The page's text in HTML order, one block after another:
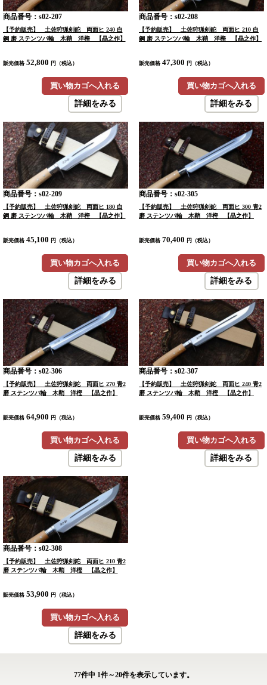
商品番号：s02-207
【予約販売】 土佐狩猟剣鉈 両面ヒ 240 白
鋼 磨 ステンツバ輪 木鞘 洋樫 【晶之作】
販売価格 52,800 円（税込）
買い物カゴへ入れる
詳細をみる
商品番号：s02-208
【予約販売】 土佐狩猟剣鉈 両面ヒ 210 白
鋼 磨 ステンツバ輪 木鞘 洋樫 【晶之作】
販売価格 47,300 円（税込）
買い物カゴへ入れる
詳細をみる
商品番号：s02-209
【予約販売】 土佐狩猟剣鉈 両面ヒ 180 白
鋼 磨 ステンツバ輪 木鞘 洋樫 【晶之作】
販売価格 45,100 円（税込）
買い物カゴへ入れる
詳細をみる
商品番号：s02-305
【予約販売】 土佐狩猟剣鉈 両面ヒ 300 青2
磨 ステンツバ輪 木鞘 洋樫 【晶之作】
販売価格 70,400 円（税込）
買い物カゴへ入れる
詳細をみる
商品番号：s02-306
【予約販売】 土佐狩猟剣鉈 両面ヒ 270 青2
磨 ステンツバ輪 木鞘 洋樫 【晶之作】
販売価格 64,900 円（税込）
買い物カゴへ入れる
詳細をみる
商品番号：s02-307
【予約販売】 土佐狩猟剣鉈 両面ヒ 240 青2
磨 ステンツバ輪 木鞘 洋樫 【晶之作】
販売価格 59,400 円（税込）
買い物カゴへ入れる
詳細をみる
商品番号：s02-308
【予約販売】 土佐狩猟剣鉈 両面ヒ 210 青2
磨 ステンツバ輪 木鞘 洋樫 【晶之作】
販売価格 53,900 円（税込）
買い物カゴへ入れる
詳細をみる
77件中 1件～20件を表示しています。